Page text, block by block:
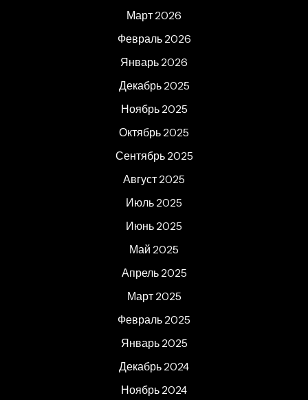
Март 2026
Февраль 2026
Январь 2026
Декабрь 2025
Ноябрь 2025
Октябрь 2025
Сентябрь 2025
Август 2025
Июль 2025
Июнь 2025
Май 2025
Апрель 2025
Март 2025
Февраль 2025
Январь 2025
Декабрь 2024
Ноябрь 2024